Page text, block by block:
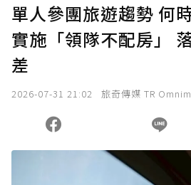
單人參團旅遊趨勢 何
實施「領隊不配房」
差
2026-07-31 21:02 旅奇傳媒 TR